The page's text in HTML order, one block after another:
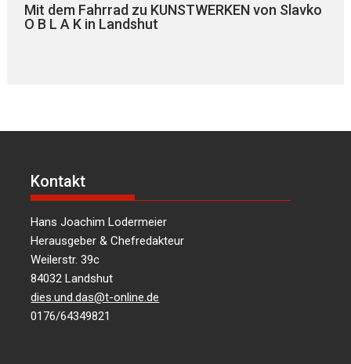
Mit dem Fahrrad zu KUNSTWERKEN von Slavko
O B L A K in Landshut
Kontakt
Hans Joachim Lodermeier
Herausgeber & Chefredakteur
Weilerstr. 39c
84032 Landshut
dies.und.das@t-online.de
0176/64349821